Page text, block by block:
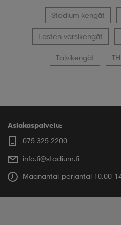
Stadium kengät
Lasten varsikengät
Talvikengät
Asiakaspalvelu:
075 325 2200
info.fi@stadium.fi
Maanantai-perjantai 10.00-